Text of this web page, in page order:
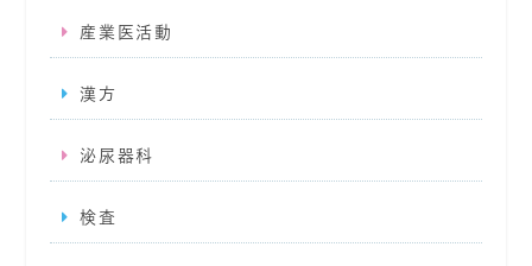
産業医活動
漢方
泌尿器科
検査